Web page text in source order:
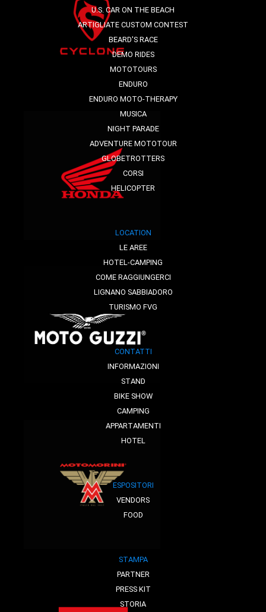
U.S. CAR ON THE BEACH
ARTIGLIATE CUSTOM CONTEST
BEARD'S RACE
DEMO RIDES
MOTOTOURS
ENDURO
ENDURO MOTO-THERAPY
MUSICA
NIGHT PARADE
ADVENTURE MOTOTOUR
GLOBETROTTERS
CORSI
HELICOPTER
LOCATION
LE AREE
HOTEL-CAMPING
COME RAGGIUNGERCI
LIGNANO SABBIADORO
TURISMO FVG
CONTATTI
INFORMAZIONI
STAND
BIKE SHOW
CAMPING
APPARTAMENTI
HOTEL
ESPOSITORI
VENDORS
FOOD
STAMPA
PARTNER
PRESS KIT
STORIA